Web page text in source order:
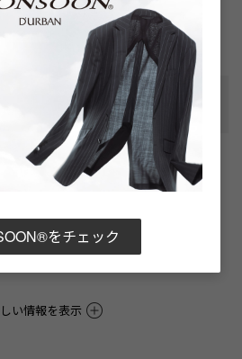
い情報を表示
をチェック